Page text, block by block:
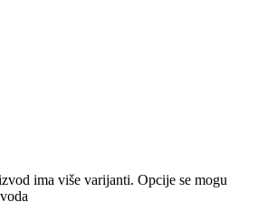
ima više varijanti. Opcije se mogu